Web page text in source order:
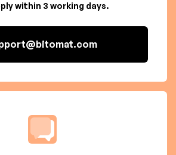
within 3 working days.